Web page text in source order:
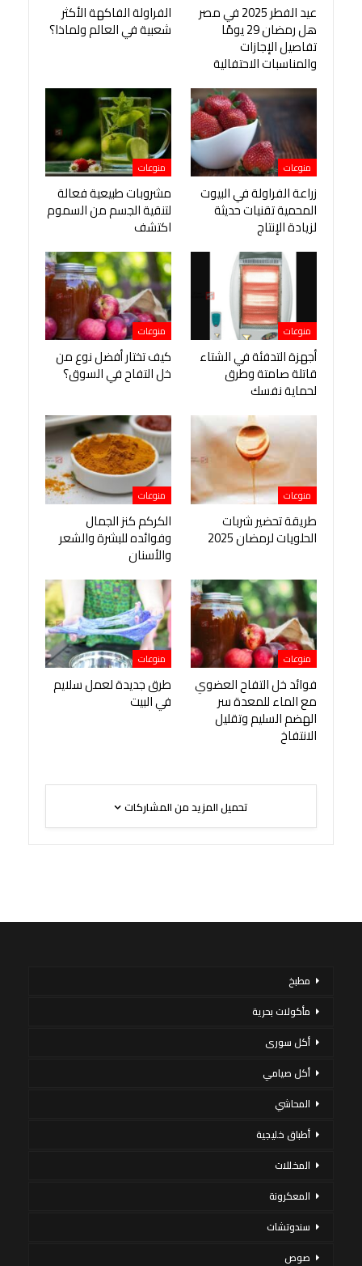
عيد الفطر 2025 في مصر
هل رمضان 29 يومًا
تفاصيل الإجازات
والمناسبات الاحتفالية
الفراولة الفاكهة الأكثر
شعبية في العالم ولماذا؟
منوعات
زراعة الفراولة في البيوت
المحمية تقنيات حديثة
لزيادة الإنتاج
منوعات
مشروبات طبيعية فعالة
لتنقية الجسم من السموم
اكتشف
منوعات
أجهزة التدفئة في الشتاء
قاتلة صامتة وطرق
لحماية نفسك
منوعات
كيف تختار أفضل نوع من
خل التفاح في السوق؟
منوعات
طريقة تحضير شربات
الحلويات لرمضان 2025
منوعات
الكركم كنز الجمال
وفوائده للبشرة والشعر
والأسنان
منوعات
فوائد خل التفاح العضوي
مع الماء للمعدة سر
الهضم السليم وتقليل
الانتفاخ
منوعات
طرق جديدة لعمل سلايم
في البيت
تحميل المزيد من المشاركات
مطبخ
مأكولات بحرية
أكل سورى
أكل صيامي
المحاشي
أطباق خليجية
المخللات
المعكرونة
سندوتشات
صوص